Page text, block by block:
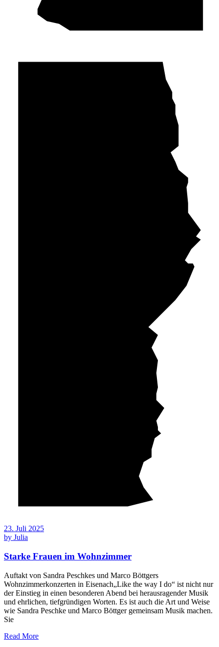
23. Juli 2025
by Julia
Starke Frauen im Wohnzimmer
Auftakt von Sandra Peschkes und Marco Böttgers
Wohnzimmerkonzerten in Eisenach„Like the way I do“ ist nicht nur
der Einstieg in einen besonderen Abend bei herausragender Musik
und ehrlichen, tiefgründigen Worten. Es ist auch die Art und Weise
wie Sandra Peschke und Marco Böttger gemeinsam Musik machen.
Sie
Read More